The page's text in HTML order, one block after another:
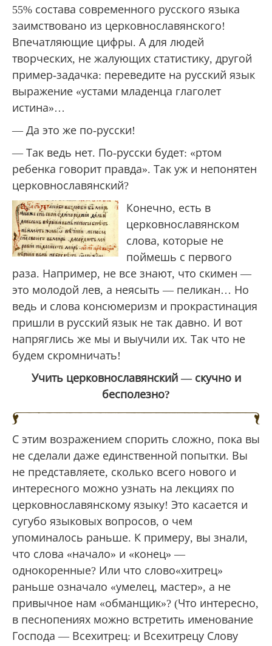
55% состава современного русского языка
заимствовано из церковнославянского!
Впечатляющие цифры. А для людей
творческих, не жалующих статистику, другой
пример-задачка: переведите на русский язык
выражение «устами младенца глаголет
истина»…
— Да это же по-русски!
— Так ведь нет. По-русски будет: «ртом
ребенка говорит правда». Так уж и непонятен
церковнославянский?
Конечно, есть в
церковнославянском
слова, которые не
поймешь с первого
раза. Например, не все знают, что скимен —
это молодой лев, а неясыть — пеликан… Но
ведь и слова консюмеризм и прокрастинация
пришли в русский язык не так давно. И вот
напряглись же мы и выучили их. Так что не
будем скромничать!
Учить церковнославянский — скучно и
бесполезно?
С этим возражением спорить сложно, пока вы
не сделали даже единственной попытки. Вы
не представляете, сколько всего нового и
интересного можно узнать на лекциях по
церковнославянскому языку! Это касается и
сугубо языковых вопросов, о чем
упоминалось раньше. К примеру, вы знали,
что слова «начало» и «конец» —
однокоренные? Или что слово«хитрец»
раньше означало «умелец, мастер», а не
привычное нам «обманщик»? (Что интересно,
в песнопениях можно встретить именование
Господа — Всехитрец: и Всехитрецу Слову